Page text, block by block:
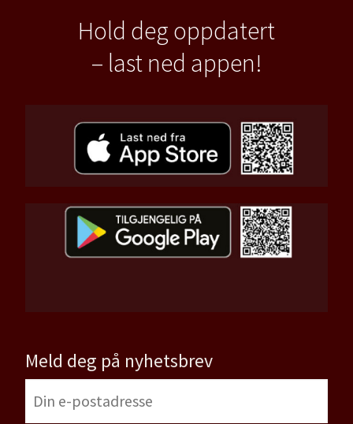
Hold deg oppdatert
– last ned appen!
Meld deg på nyhetsbrev